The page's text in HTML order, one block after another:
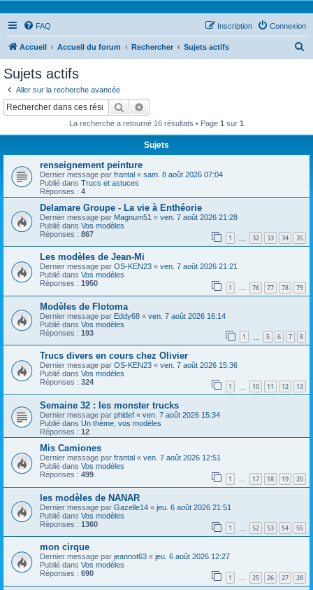
FAQ Connexion
Inscription
Accueil Accueil du forum Rechercher Sujets actifs
r
Sujets actifs
Aller sur la recherche avancée
Rechercher
La recherche a retourné 16 résultats • Page 1 sur 1
Sujets
renseignement peinture
Dernier message par frantal « sam. 8 août 2026 07:04
Publié dans Trucs et astuces
Réponses : 4
Delamare Groupe - La vie à Enthéorie
Dernier message par Magnum51 « ven. 7 août 2026 21:28
Publié dans Vos modèles
Réponses : 867 1 32 33 34 35
Les modèles de Jean-Mi
Dernier message par OS-KEN23 « ven. 7 août 2026 21:21
Publié dans Vos modèles
Réponses : 1950 1 … 76 77 78 79
Modèles de Flotoma
Dernier message par Eddy68 « ven. 7 août 2026 16:14
Publié dans Vos modèles
Réponses : 193 1 5 6 7 8
Trucs divers en cours chez Olivier
Dernier message par OS-KEN23 « ven. 7 août 2026 15:36
Publié dans Vos modèles
Réponses : 324 1 10 11 12 13
Semaine 32 : les monster trucks
Dernier message par phidef « ven. 7 août 2026 15:34
Publié dans Un thème, vos modèles
Réponses : 12
Mis Camiones
Dernier message par frantal « ven. 7 août 2026 12:51
Publié dans Vos modèles
Réponses : 499 1 … 17 18 19 20
les modèles de NANAR
Dernier message par Gazelle14 « jeu. 6 août 2026 21:51
Publié dans Vos modèles
Réponses : 1360 1 52 53 54 55
mon cirque
Dernier message par jeannot63 « jeu. 6 août 2026 12:27
Publié dans Vos modèles
Réponses : 690 1 … 25 26 27 28